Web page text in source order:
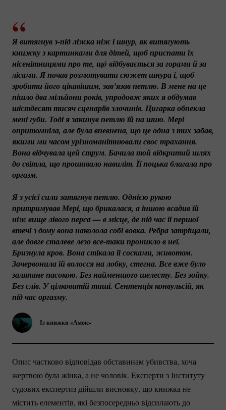
Із книжки «Амок»
Я витягнув з-під ліжка ніж і шнур, як витягують
книжку з картинками для дітей, щоб приспати їх
нісенітницями про те, щó відбувається за горами й за
лісами. Я почав розмотувати сюжет шнура і, щоб
зробити його цікавішим, зав’язав петлю. В мене на це
пішло два мільйони років, упродовж яких я обдумав
шістдесят тисяч сценаріїв злочинів. Цигарка обпекла
мені губи. Тоді я закинув петлю їй на шию. Мері
опритомніла, але була впевнена, що це одна з тих забав,
якими ми часом урізноманітнювали своє трахання.
Вона відчувала цей струм. Бачила той відкритий шлях
до світла, що прошивало навиліт. Її поцька благала про
оргазм.
Я з усієї сили затягнув петлю. Однією рукою
притримував Мері, що брикалася, а іншою всадив їй
ніж вище лівого перса — в місце, де під час її першої
втечі з дому вона наколола собі вовка. Ребра затріщали,
але довге сталеве лезо все-таки проникло в неї.
Бризнула кров. Вона стікала її сосками, животом.
Зачервонила їй волосся на лобку, стегна. Все вже було
заляпане пасокою. Без найменшого шелесту. Без зойку.
Без слів. У цілковитій тиші. Сентенція конвульсій, як
під час оргазму.
Опис частково відповідав обставинам убивства, хоча
жертвою була жінка, а не чоловік. Експерти з Інституту
судових експертиз дійшли висновку, що книжка не
містить елементів, які безпосередньо відсилають до